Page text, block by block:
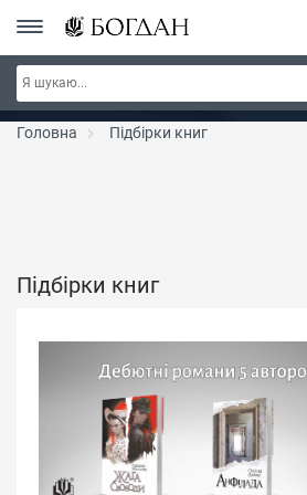
Серія "Чейзіана" ~ знижка 20%
Головна Підбірки книг
Підбірки книг